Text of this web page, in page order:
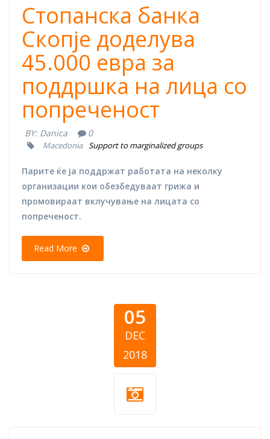
Стопанска банка
Скопје доделува
45.000 евра за
поддршка на лица со
попреченост
BY: Danica 0
Macedonia Support to marginalized groups
Парите ќе ја поддржат работата на неколку
организации кои обезбедуваат грижа и
промовираат вклучување на лицата со
попреченост.
Read More
05
DEC
2018